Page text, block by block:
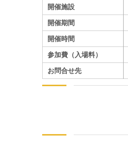
開催施設
開催期間
開催時間
参加費（入場料）
お問合せ先